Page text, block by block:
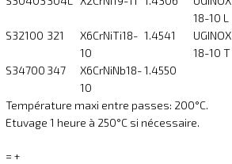
18-10 L
S32100 321
X6CrNiTi18-
10
1.4541
UGINOX
18-10 T
S34700 347
X6CrNiNb18-
10
1.4550
Température maxi entre passes: 200°C.
Etuvage 1 heure à 250°C si nécessaire.
= +